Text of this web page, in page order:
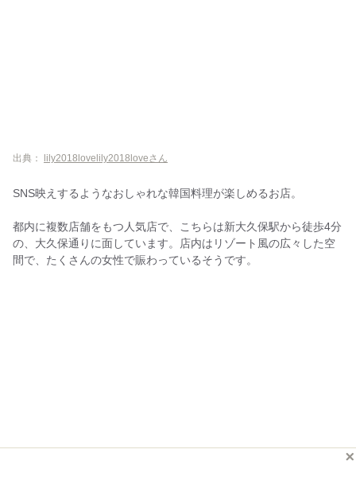
出典： lily2018lovelily2018loveさん
SNS映えするようなおしゃれな韓国料理が楽しめるお店。
都内に複数店舗をもつ人気店で、こちらは新大久保駅から徒歩4分
の、大久保通りに面しています。店内はリゾート風の広々した空
間で、たくさんの女性で賑わっているそうです。